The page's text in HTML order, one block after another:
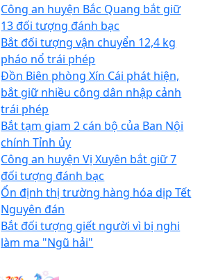
Công an huyện Bắc Quang bắt giữ
13 đối tượng đánh bạc
Bắt đối tượng vận chuyển 12,4 kg
pháo nổ trái phép
Đồn Biên phòng Xín Cái phát hiện,
bắt giữ nhiều công dân nhập cảnh
trái phép
Bắt tạm giam 2 cán bộ của Ban Nội
chính Tỉnh ủy
Công an huyện Vị Xuyên bắt giữ 7
đối tượng đánh bạc
Ổn định thị trường hàng hóa dịp Tết
Nguyên đán
Bắt đối tượng giết người vì bị nghi
làm ma "Ngũ hải"